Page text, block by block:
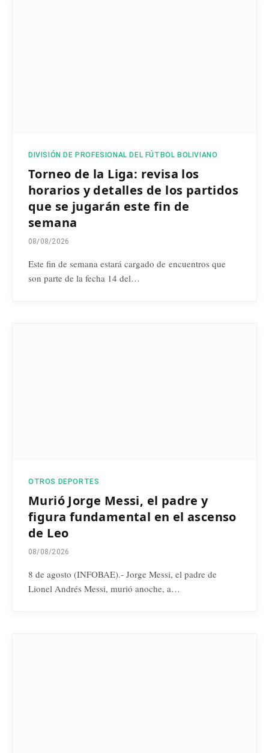
DIVISIÓN DE PROFESIONAL DEL FÚTBOL BOLIVIANO
Torneo de la Liga: revisa los
horarios y detalles de los partidos
que se jugarán este fin de
semana
08/08/2026
Este fin de semana estará cargado de encuentros que
son parte de la fecha 14 del…
OTROS DEPORTES
Murió Jorge Messi, el padre y
figura fundamental en el ascenso
de Leo
08/08/2026
8 de agosto (INFOBAE).- Jorge Messi, el padre de
Lionel Andrés Messi, murió anoche, a…